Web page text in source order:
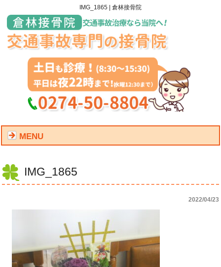
IMG_1865 | 倉林接骨院
MENU
IMG_1865
2022/04/23